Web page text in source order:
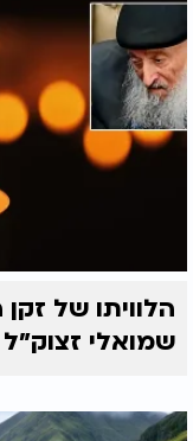
הלוויתו של
שמואלי זצוק״ל